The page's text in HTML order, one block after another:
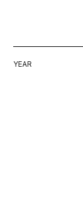
YEAR